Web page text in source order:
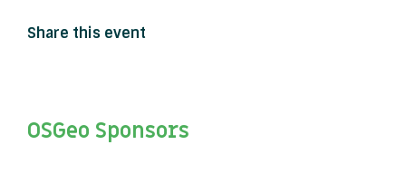
Share this event
OSGeo Sponsors